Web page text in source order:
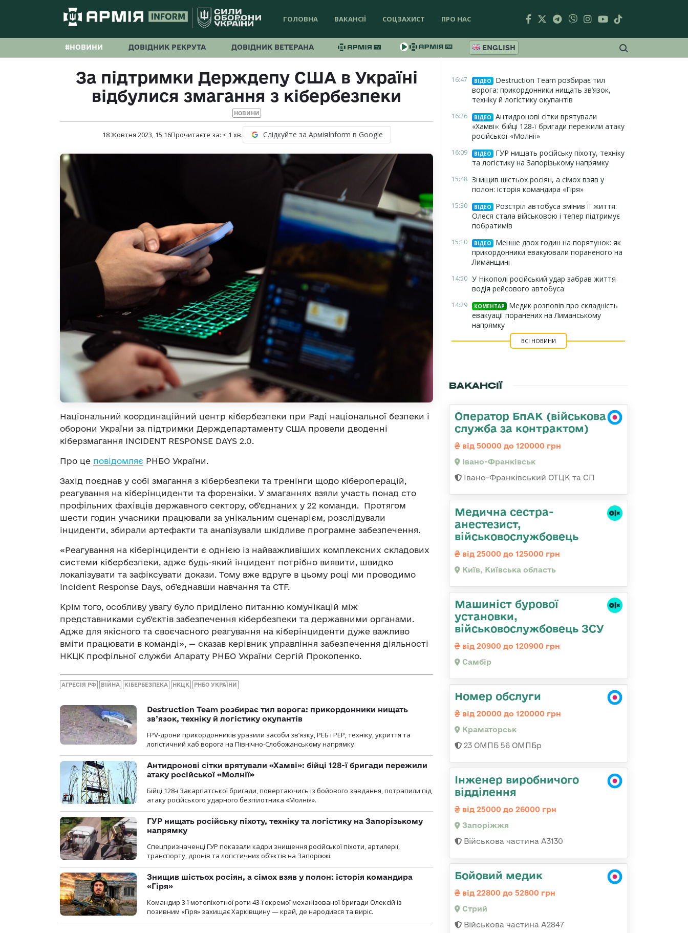
ГОЛОВНА ВАКАНСІЇ СОЦЗАХИСТ ПРО НАС
#НОВИНИ ДОВІДНИК РЕКРУТА ДОВІДНИК ВЕТЕРАНА ENGLISH
За підтримки Держдепу США в Україні
відбулися змагання з кібербезпеки
НОВИНИ
18 Жовтня 2023, 15:16Прочитаєте за: < 1 хв. Слідкуйте за АрміяInform в Google
Національний координаційний центр кібербезпеки при Раді національної безпеки і
оборони України за підтримки Держдепартаменту США провели дводенні
кіберзмагання INCIDENT RESPONSE DAYS 2.0.
Про це повідомляє РНБО України.
Захід поєднав у собі змагання з кібербезпеки та тренінги щодо кібероперацій,
реагування на кіберінциденти та форензіки. У змаганнях взяли участь понад сто
профільних фахівців державного сектору, об’єднаних у 22 команди. Протягом
шести годин учасники працювали за унікальним сценарієм, розслідували
інциденти, збирали артефакти та аналізували шкідливе програмне забезпечення.
«Реагування на кіберінциденти є однією із найважливіших комплексних складових
системи кібербезпеки, адже будь-який інцидент потрібно виявити, швидко
локалізувати та зафіксувати докази. Тому вже вдруге в цьому році ми проводимо
Incident Response Days, об’єднавши навчання та CTF.
Крім того, особливу увагу було приділено питанню комунікацій між
представниками суб’єктів забезпечення кібербезпеки та державними органами.
Адже для якісного та своєчасного реагування на кіберінциденти дуже важливо
вміти працювати в команді», — сказав керівник управління забезпечення діяльності
НКЦК профільної служби Апарату РНБО України Сергій Прокопенко.
АГРЕСІЯ РФ ВІЙНА КІБЕРБЕЗПЕКА НКЦК РНБО УКРАЇНИ
Destruction Team розбирає тил ворога: прикордонники нищать
зв’язок, техніку й логістику окупантів
FPV-дрони прикордонників уразили засоби зв’язку, РЕБ і РЕР, техніку, укриття та
логістичний хаб ворога на Північно-Слобожанському напрямку.
Антидронові сітки врятували «Хамві»: бійці 128-ї бригади пережили
атаку російської «Молнії»
Бійці 128-ї Закарпатської бригади, повертаючись із бойового завдання, потрапили під
атаку російського ударного безпілотника «Молнія».
ГУР нищать російську піхоту, техніку та логістику на Запорізькому
напрямку
Спецпризначенці ГУР показали кадри знищення російської піхоти, артилерії,
транспорту, дронів та логістичних об’єктів на Запоріжжі.
Знищив шістьох росіян, а сімох взяв у полон: історія командира
«Гіря»
Командир 3-ї мотопіхотної роти 43-ї окремої механізованої бригади Олексій із
позивним «Гіря» захищає Харківщину — край, де народився та виріс.
16:47 ВІДЕО
Destruction Team розбирає тил
ворога: прикордонники нищать зв’язок,
техніку й логістику окупантів
16:26 ВІДЕО
Антидронові сітки врятували
«Хамві»: бійці 128-ї бригади пережили атаку
російської «Молнії»
16:09 ВІДЕО
ГУР нищать російську піхоту, техніку
та логістику на Запорізькому напрямку
15:48 Знищив шістьох росіян, а сімох взяв у
полон: історія командира «Гіря»
15:30 ВІДЕО
Розстріл автобуса змінив її життя:
Олеся стала військовою і тепер підтримує
побратимів
15:10 ВІДЕО
Менше двох годин на порятунок: як
прикордонники евакуювали пораненого на
Лиманщині
14:50 У Нікополі російський удар забрав життя
водія рейсового автобуса
14:29 КОМЕНТАР
Медик розповів про складність
евакуації поранених на Лиманському
напрямку
ВСІ НОВИНИ
ВАКАНСІЇ
Оператор БпАК (військова
служба за контрактом)
від 50000 до 120000 грн
Івано-Франківськ
Івано-Франківський ОТЦК та СП
Медична сестpа-
анестезист,
військовослужбовець
від 25000 до 125000 грн
Київ, Київська область
Машиніст бурової
установки,
військовослужбовець ЗСУ
від 20900 до 120900 грн
Самбір
Номер обслуги
від 20000 до 120000 грн
Краматорськ
23 ОМПБ 56 ОМПБр
Інженер виробничого
відділення
від 25000 до 26000 грн
Запоріжжя
Військова частина А3130
Бойовий медик
від 22800 до 52800 грн
Стрий
Військова частина А2847